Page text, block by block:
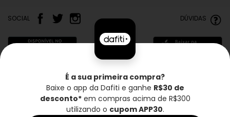
SOCIAL DÚVIDAS
Frete grátis* Troca grátis Entrega rápida
É a sua primeira compra?
Baixe o app da Dafiti e ganhe R$30 de
desconto*em compras acima de R$300
utilizando o cupom APP30.